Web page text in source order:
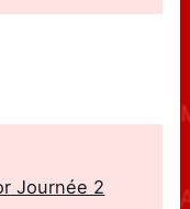
Journée 2